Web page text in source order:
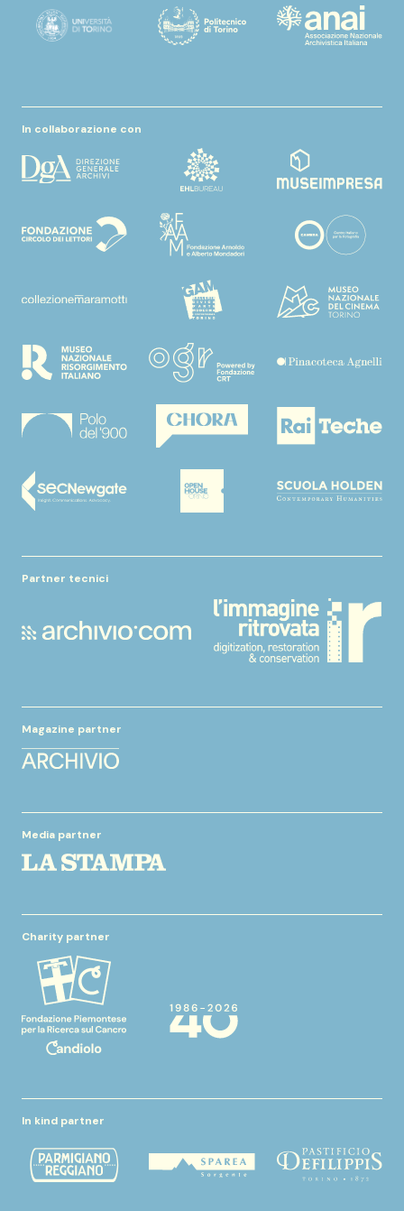
In collaborazione con
Partner tecnici
Magazine partner
Media partner
Charity partner
In kind partner